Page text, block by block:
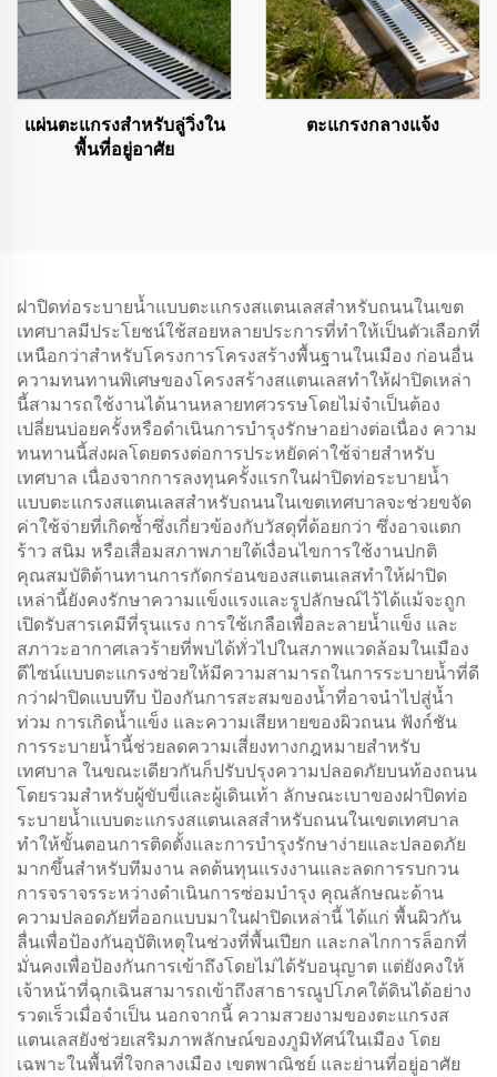
แผ่นตะแกรงสำหรับลู่วิ่งใน
พื้นที่อยู่อาศัย
ตะแกรงกลางแจ้ง
ฝาปิดท่อระบายน้ำแบบตะแกรงสแตนเลสสำหรับถนนในเขต
เทศบาลมีประโยชน์ใช้สอยหลายประการที่ทำให้เป็นตัวเลือกที่
เหนือกว่าสำหรับโครงการโครงสร้างพื้นฐานในเมือง ก่อนอื่น
ความทนทานพิเศษของโครงสร้างสแตนเลสทำให้ฝาปิดเหล่า
นี้สามารถใช้งานได้นานหลายทศวรรษโดยไม่จำเป็นต้อง
เปลี่ยนบ่อยครั้งหรือดำเนินการบำรุงรักษาอย่างต่อเนื่อง ความ
ทนทานนี้ส่งผลโดยตรงต่อการประหยัดค่าใช้จ่ายสำหรับ
เทศบาล เนื่องจากการลงทุนครั้งแรกในฝาปิดท่อระบายน้ำ
แบบตะแกรงสแตนเลสสำหรับถนนในเขตเทศบาลจะช่วยขจัด
ค่าใช้จ่ายที่เกิดซ้ำซึ่งเกี่ยวข้องกับวัสดุที่ด้อยกว่า ซึ่งอาจแตก
ร้าว สนิม หรือเสื่อมสภาพภายใต้เงื่อนไขการใช้งานปกติ
คุณสมบัติต้านทานการกัดกร่อนของสแตนเลสทำให้ฝาปิด
เหล่านี้ยังคงรักษาความแข็งแรงและรูปลักษณ์ไว้ได้แม้จะถูก
เปิดรับสารเคมีที่รุนแรง การใช้เกลือเพื่อละลายน้ำแข็ง และ
สภาวะอากาศเลวร้ายที่พบได้ทั่วไปในสภาพแวดล้อมในเมือง
ดีไซน์แบบตะแกรงช่วยให้มีความสามารถในการระบายน้ำที่ดี
กว่าฝาปิดแบบทึบ ป้องกันการสะสมของน้ำที่อาจนำไปสู่น้ำ
ท่วม การเกิดน้ำแข็ง และความเสียหายของผิวถนน ฟังก์ชัน
การระบายน้ำนี้ช่วยลดความเสี่ยงทางกฎหมายสำหรับ
เทศบาล ในขณะเดียวกันก็ปรับปรุงความปลอดภัยบนท้องถนน
โดยรวมสำหรับผู้ขับขี่และผู้เดินเท้า ลักษณะเบาของฝาปิดท่อ
ระบายน้ำแบบตะแกรงสแตนเลสสำหรับถนนในเขตเทศบาล
ทำให้ขั้นตอนการติดตั้งและการบำรุงรักษาง่ายและปลอดภัย
มากขึ้นสำหรับทีมงาน ลดต้นทุนแรงงานและลดการรบกวน
การจราจรระหว่างดำเนินการซ่อมบำรุง คุณลักษณะด้าน
ความปลอดภัยที่ออกแบบมาในฝาปิดเหล่านี้ ได้แก่ พื้นผิวกัน
ลื่นเพื่อป้องกันอุบัติเหตุในช่วงที่พื้นเปียก และกลไกการล็อกที่
มั่นคงเพื่อป้องกันการเข้าถึงโดยไม่ได้รับอนุญาต แต่ยังคงให้
เจ้าหน้าที่ฉุกเฉินสามารถเข้าถึงสาธารณูปโภคใต้ดินได้อย่าง
รวดเร็วเมื่อจำเป็น นอกจากนี้ ความสวยงามของตะแกรงส
แตนเลสยังช่วยเสริมภาพลักษณ์ของภูมิทัศน์ในเมือง โดย
เฉพาะในพื้นที่ใจกลางเมือง เขตพาณิชย์ และย่านที่อยู่อาศัย